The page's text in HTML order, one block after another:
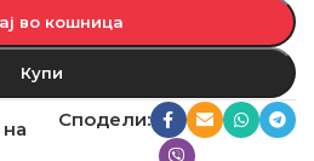
во кошница
Купи
Сподели: